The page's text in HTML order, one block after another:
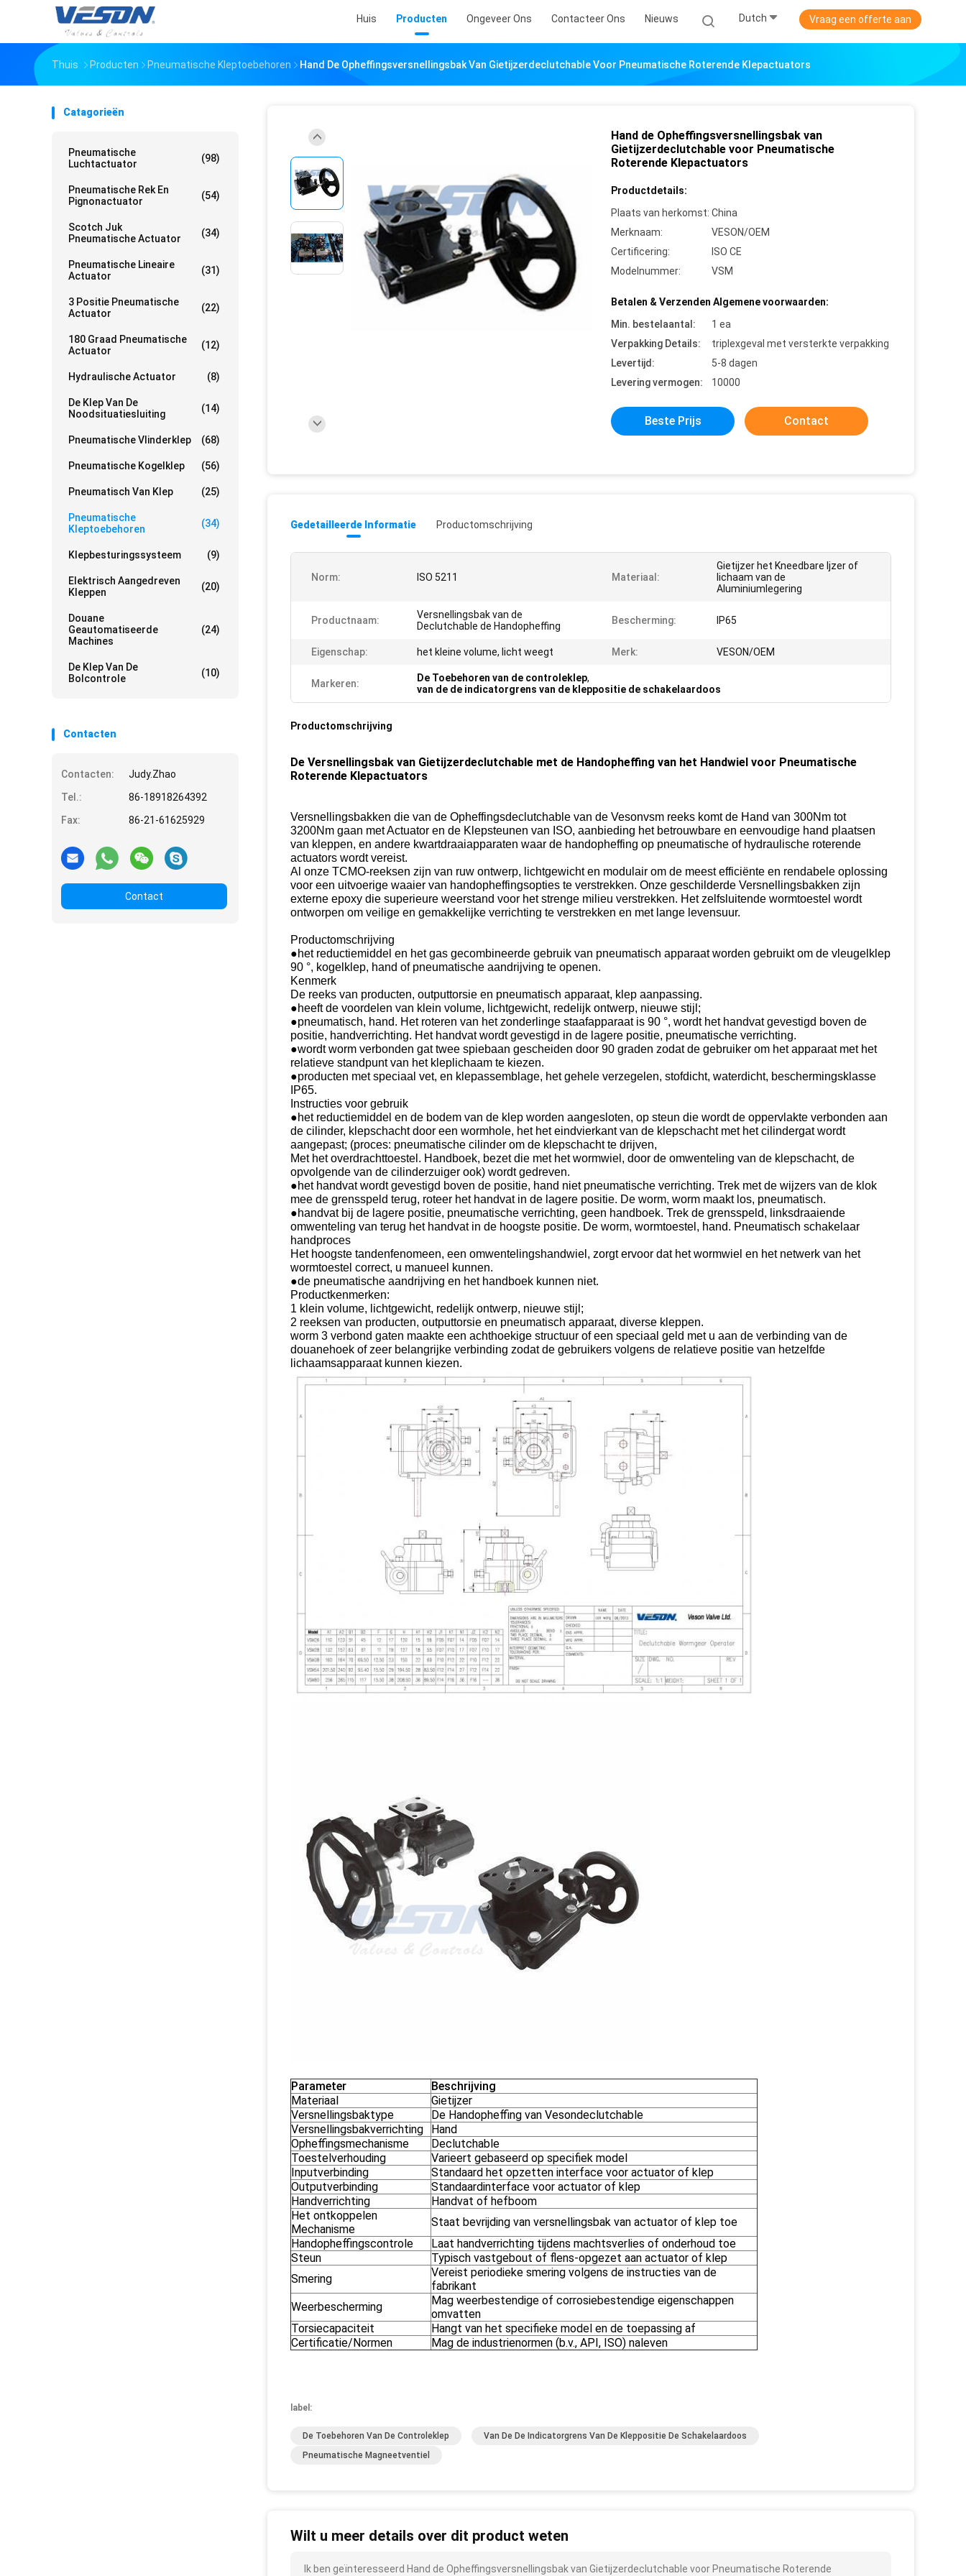
Huis Producten Ongeveer Ons Contacteer Ons Nieuws Dutch Vraag een offerte aan
Thuis Producten Pneumatische Kleptoebehoren Hand De Opheffingsversnellingsbak Van Gietijzerdeclutchable Voor Pneumatische Roterende Klepactuators
Catagorieën
Pneumatische
Luchtactuator
(98)
Pneumatische Rek En
Pignonactuator
(54)
Scotch Juk
Pneumatische Actuator
(34)
Pneumatische Lineaire
Actuator
(31)
3 Positie Pneumatische
Actuator
(22)
180 Graad Pneumatische
Actuator
(12)
Hydraulische Actuator (8)
De Klep Van De
Noodsituatiesluiting
(14)
Pneumatische Vlinderklep (68)
Pneumatische Kogelklep (56)
Pneumatisch Van Klep (25)
Pneumatische
Kleptoebehoren
(34)
Klepbesturingssysteem (9)
Elektrisch Aangedreven
Kleppen
(20)
Douane
Geautomatiseerde
Machines
(24)
De Klep Van De
Bolcontrole
(10)
Contacten
Contacten:
Judy.Zhao
Tel.:
86-18918264392
Fax:
86-21-61625929
Contact
Hand de Opheffingsversnellingsbak van
Gietijzerdeclutchable voor Pneumatische
Roterende Klepactuators
Productdetails:
Plaats van herkomst: China
Merknaam:
VESON/OEM
Certificering:
ISO CE
Modelnummer:
VSM
Betalen & Verzenden Algemene voorwaarden:
Min. bestelaantal:
1 ea
Verpakking Details:
triplexgeval met versterkte verpakking
Levertijd:
5-8 dagen
Levering vermogen:
10000
Beste Prijs Contact
Gedetailleerde Informatie Productomschrijving
Norm: ISO 5211 Materiaal:
Gietijzer het Kneedbare Ijzer of
lichaam van de
Aluminiumlegering
Productnaam:
Versnellingsbak van de
Declutchable de Handopheffing
Bescherming: IP65
Eigenschap: het kleine volume, licht weegt Merk: VESON/OEM
Markeren: De Toebehoren van de controleklep,
van de de indicatorgrens van de kleppositie de schakelaardoos
Productomschrijving
De Versnellingsbak van Gietijzerdeclutchable met de Handopheffing van het Handwiel voor Pneumatische
Roterende Klepactuators
Versnellingsbakken die van de Opheffingsdeclutchable van de Vesonvsm reeks komt de Hand van 300Nm tot
3200Nm gaan met Actuator en de Klepsteunen van ISO, aanbieding het betrouwbare en eenvoudige hand plaatsen
van kleppen, en andere kwartdraaiapparaten waar de handopheffing op pneumatische of hydraulische roterende
actuators wordt vereist.
Al onze TCMO-reeksen zijn van ruw ontwerp, lichtgewicht en modulair om de meest efficiënte en rendabele oplossing
voor een uitvoerige waaier van handopheffingsopties te verstrekken. Onze geschilderde Versnellingsbakken zijn
externe epoxy die superieure weerstand voor het strenge milieu verstrekken. Het zelfsluitende wormtoestel wordt
ontworpen om veilige en gemakkelijke verrichting te verstrekken en met lange levensuur.
Productomschrijving
●het reductiemiddel en het gas gecombineerde gebruik van pneumatisch apparaat worden gebruikt om de vleugelklep
90 °, kogelklep, hand of pneumatische aandrijving te openen.
Kenmerk
De reeks van producten, outputtorsie en pneumatisch apparaat, klep aanpassing.
●heeft de voordelen van klein volume, lichtgewicht, redelijk ontwerp, nieuwe stijl;
●pneumatisch, hand. Het roteren van het zonderlinge staafapparaat is 90 °, wordt het handvat gevestigd boven de
positie, handverrichting. Het handvat wordt gevestigd in de lagere positie, pneumatische verrichting.
●wordt worm verbonden gat twee spiebaan gescheiden door 90 graden zodat de gebruiker om het apparaat met het
relatieve standpunt van het kleplichaam te kiezen.
●producten met speciaal vet, en klepassemblage, het gehele verzegelen, stofdicht, waterdicht, beschermingsklasse
IP65.
Instructies voor gebruik
●het reductiemiddel en de bodem van de klep worden aangesloten, op steun die wordt de oppervlakte verbonden aan
de cilinder, klepschacht door een wormhole, het het eindvierkant van de klepschacht met het cilindergat wordt
aangepast; (proces: pneumatische cilinder om de klepschacht te drijven,
Met het overdrachttoestel. Handboek, bezet die met het wormwiel, door de omwenteling van de klepschacht, de
opvolgende van de cilinderzuiger ook) wordt gedreven.
●het handvat wordt gevestigd boven de positie, hand niet pneumatische verrichting. Trek met de wijzers van de klok
mee de grensspeld terug, roteer het handvat in de lagere positie. De worm, worm maakt los, pneumatisch.
●handvat bij de lagere positie, pneumatische verrichting, geen handboek. Trek de grensspeld, linksdraaiende
omwenteling van terug het handvat in de hoogste positie. De worm, wormtoestel, hand. Pneumatisch schakelaar
handproces
Het hoogste tandenfenomeen, een omwentelingshandwiel, zorgt ervoor dat het wormwiel en het netwerk van het
wormtoestel correct, u manueel kunnen.
●de pneumatische aandrijving en het handboek kunnen niet.
Productkenmerken:
1 klein volume, lichtgewicht, redelijk ontwerp, nieuwe stijl;
2 reeksen van producten, outputtorsie en pneumatisch apparaat, diverse kleppen.
worm 3 verbond gaten maakte een achthoekige structuur of een speciaal geld met u aan de verbinding van de
douanehoek of zeer belangrijke verbinding zodat de gebruikers volgens de relatieve positie van hetzelfde
lichaamsapparaat kunnen kiezen.
Parameter
Beschrijving
Materiaal
Gietijzer
Versnellingsbaktype
De Handopheffing van Vesondeclutchable
Versnellingsbakverrichting
Hand
Opheffingsmechanisme
Declutchable
Toestelverhouding
Varieert gebaseerd op specifiek model
Inputverbinding
Standaard het opzetten interface voor actuator of klep
Outputverbinding
Standaardinterface voor actuator of klep
Handverrichting
Handvat of hefboom
Het ontkoppelen
Mechanisme
Staat bevrijding van versnellingsbak van actuator of klep toe
Handopheffingscontrole
Laat handverrichting tijdens machtsverlies of onderhoud toe
Steun
Typisch vastgebout of flens-opgezet aan actuator of klep
Smering
Vereist periodieke smering volgens de instructies van de
fabrikant
Weerbescherming
Mag weerbestendige of corrosiebestendige eigenschappen
omvatten
Torsiecapaciteit
Hangt van het specifieke model en de toepassing af
Certificatie/Normen
Mag de industrienormen (b.v., API, ISO) naleven
label:
De Toebehoren Van De Controleklep
Van De De Indicatorgrens Van De Kleppositie De Schakelaardoos
Pneumatische Magneetventiel
Wilt u meer details over dit product weten
Ik ben geïnteresseerd Hand de Opheffingsversnellingsbak van Gietijzerdeclutchable voor Pneumatische Roterende